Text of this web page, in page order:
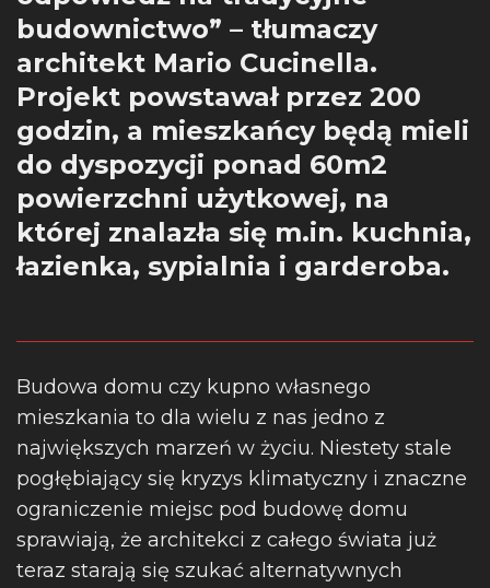
budownictwo” – tłumaczy
architekt Mario Cucinella.
Projekt powstawał przez 200
godzin, a mieszkańcy będą mieli
do dyspozycji ponad 60m2
powierzchni użytkowej, na
której znalazła się m.in. kuchnia,
łazienka, sypialnia i garderoba.
Budowa domu czy kupno własnego
mieszkania to dla wielu z nas jedno z
największych marzeń w życiu. Niestety stale
pogłębiający się kryzys klimatyczny i znaczne
ograniczenie miejsc pod budowę domu
sprawiają, że architekci z całego świata już
teraz starają się szukać alternatywnych